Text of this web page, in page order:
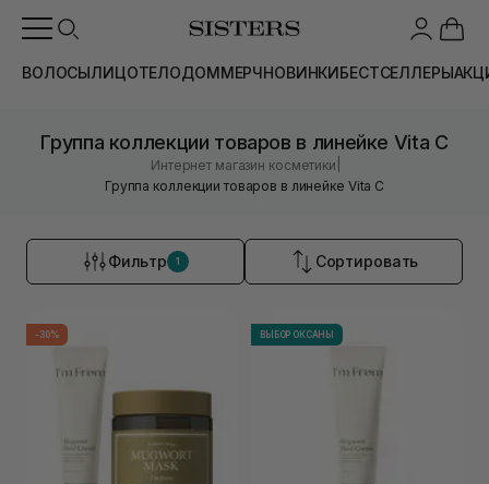
ВОЛОСЫЛИЦОТЕЛОДОММЕРЧНОВИНКИБЕСТСЕЛЛЕРЫ
Группа коллекции товаров в линейке Vita C
Интернет магазин косметики
Группа коллекции товаров в линейке Vita C
Фильтр 1 Сортировать
-30% ВЫБОР ОКСАНЫ